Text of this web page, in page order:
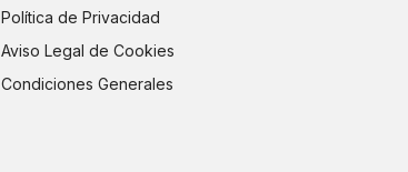
Política de Privacidad
Aviso Legal de Cookies
Condiciones Generales